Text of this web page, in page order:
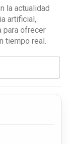
la actualidad
artificial,
para ofrecer
tiempo real.